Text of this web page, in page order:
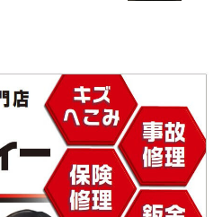
視のためゲートは取外しま
す。 &n ...